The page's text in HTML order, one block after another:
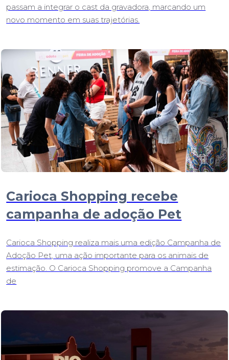
passam a integrar o cast da gravadora, marcando um
novo momento em suas trajetórias.
Carioca Shopping recebe
campanha de adoção Pet
Carioca Shopping realiza mais uma edição Campanha de
Adoção Pet, uma ação importante para os animais de
estimação. O Carioca Shopping promove a Campanha
de